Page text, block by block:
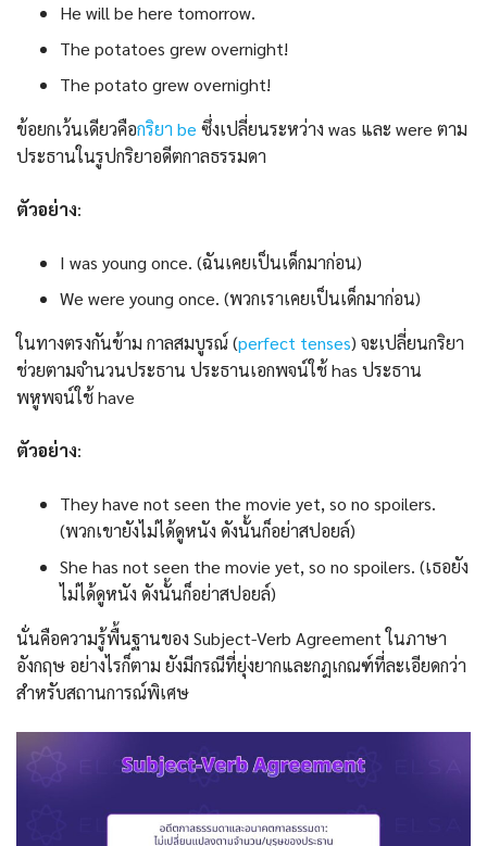
He will be here tomorrow.
The potatoes grew overnight!
The potato grew overnight!
ข้อยกเว้นเดียวคือกริยา be ซึ่งเปลี่ยนระหว่าง was และ were ตาม
ประธานในรูปกริยาอดีตกาลธรรมดา
ตัวอย่าง:
I was young once. (ฉันเคยเป็นเด็กมาก่อน)
We were young once. (พวกเราเคยเป็นเด็กมาก่อน)
ในทางตรงกันข้าม กาลสมบูรณ์ (perfect tenses) จะเปลี่ยนกริยา
ช่วยตามจำนวนประธาน ประธานเอกพจน์ใช้ has ประธาน
พหูพจน์ใช้ have
ตัวอย่าง:
They have not seen the movie yet, so no spoilers.
(พวกเขายังไม่ได้ดูหนัง ดังนั้นก็อย่าสปอยล์)
She has not seen the movie yet, so no spoilers. (เธอยัง
ไม่ได้ดูหนัง ดังนั้นก็อย่าสปอยล์)
นั่นคือความรู้พื้นฐานของ Subject-Verb Agreement ในภาษา
อังกฤษ อย่างไรก็ตาม ยังมีกรณีที่ยุ่งยากและกฎเกณฑ์ที่ละเอียดกว่า
สำหรับสถานการณ์พิเศษ